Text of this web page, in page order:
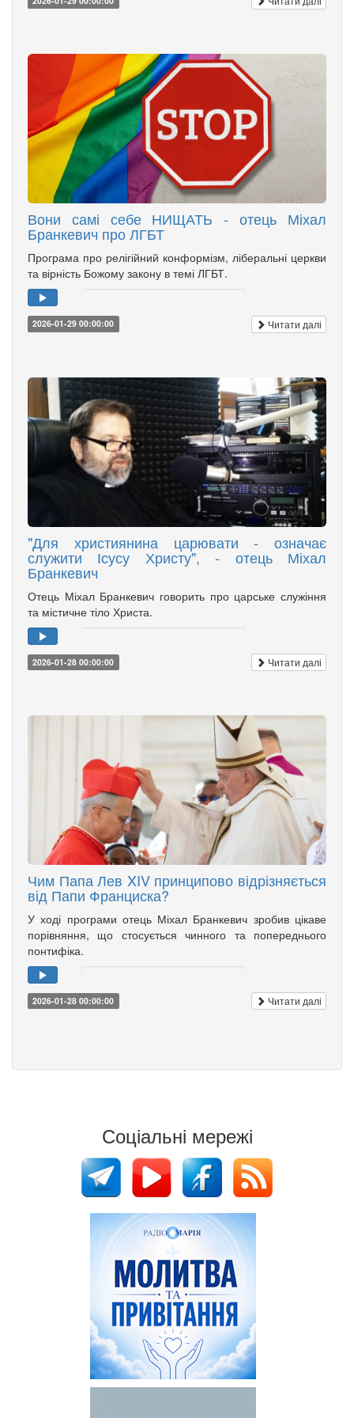
Вони самі себе НИЩАТЬ - отець Міхал
Бранкевич про ЛГБТ
Програма про релігійний конформізм, ліберальні церкви
та вірність Божому закону в темі ЛГБТ.
2026-01-29 00:00:00 Читати далі
"Для християнина царювати - означає
служити Ісусу Христу", - отець Міхал
Бранкевич
Отець Міхал Бранкевич говорить про царське служіння
та містичне тіло Христа.
2026-01-28 00:00:00 Читати далі
Чим Папа Лев XIV принципово відрізняється
від Папи Франциска?
У ході програми отець Міхал Бранкевич зробив цікаве
порівняння, що стосується чинного та попереднього
понтифіка.
2026-01-28 00:00:00 Читати далі
Соціальні мережі